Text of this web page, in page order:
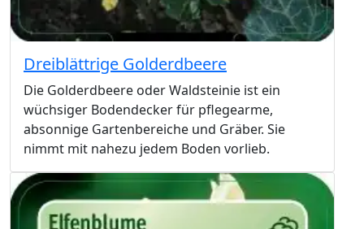
Dreiblättrige Golderdbeere
Die Golderdbeere oder Waldsteinie ist ein
wüchsiger Bodendecker für pflegearme,
absonnige Gartenbereiche und Gräber. Sie
nimmt mit nahezu jedem Boden vorlieb.